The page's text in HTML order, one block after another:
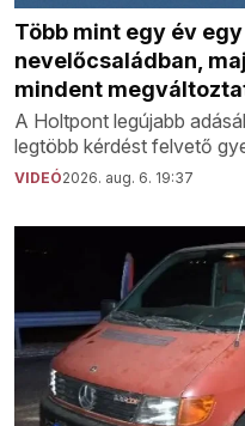
Több mint egy év
nevelőcsaládban,
mindent
A Holtpont legújabb
legtöbb kérdést felvető
VIDEÓ2026. aug. 6. 19:37